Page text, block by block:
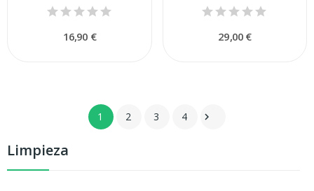
Limpieza
16,90 € 29,00 €
1 2 3 4 